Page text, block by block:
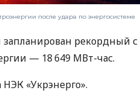
после удара по энергосистеме
рекордный с
— 18 649 МВт-час.
«Укрэнерго».